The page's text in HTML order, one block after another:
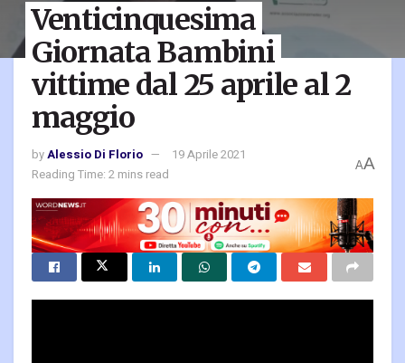
Venticinquesima
Giornata Bambini
vittime dal 25 aprile al 2
maggio
byAlessio Di Florio
19 Aprile 2021
Reading Time: 2 mins read
AA